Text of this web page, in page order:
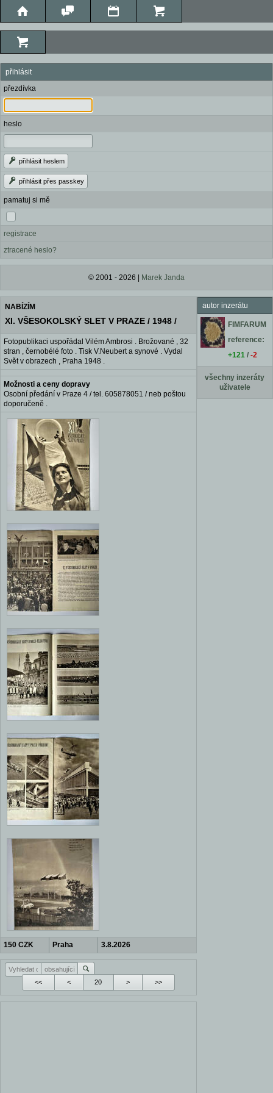
přihlásit
přezdívka
heslo
přihlásit heslem
přihlásit přes passkey
pamatuj si mě
registrace
ztracené heslo?
© 2001 - 2026 | Marek Janda
autor inzerátu
FIMFARUM
reference:
+121/ -2
všechny inzeráty
uživatele
NABÍZÍM
XI. VŠESOKOLSKÝ SLET V PRAZE / 1948 /
Fotopublikaci uspořádal Vilém Ambrosi . Brožované , 32
stran , černobélé foto . Tisk V.Neubert a synové . Vydal
Svět v obrazech , Praha 1948 .
Možnosti a ceny dopravy
Osobní předání v Praze 4 / tel. 605878051 / neb poštou
doporučeně .
150 CZK Praha 3.8.2026
<< < > >>